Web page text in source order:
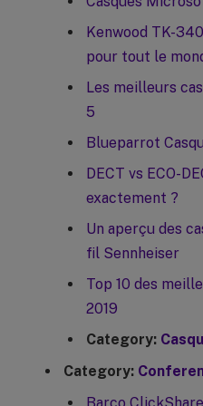
Kenwood TK-
pour tout le
Les meilleurs
5
Blueparrot
DECT vs ECO-
exactement ?
Un aperçu des
fil Sennheiser
Top 10 des
2019
Category:
Category:
Barco